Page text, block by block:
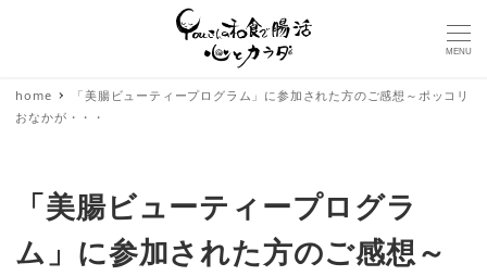
MENU
home
「美腸ビューティープログラム」に参加された方のご感想～ポッコリ
おなかが・・・
「美腸ビューティープログラ
ム」に参加された方のご感想～